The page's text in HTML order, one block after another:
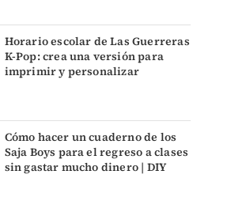
Horario escolar de Las Guerreras
K-Pop: crea una versión para
imprimir y personalizar
Cómo hacer un cuaderno de los
Saja Boys para el regreso a clases
sin gastar mucho dinero | DIY